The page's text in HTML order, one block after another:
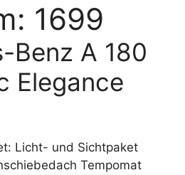
1699
Benz A 180
Elegance
Licht- und Sichtpaket
Tempomat